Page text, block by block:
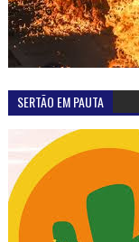
SERTÃO EM PAUTA